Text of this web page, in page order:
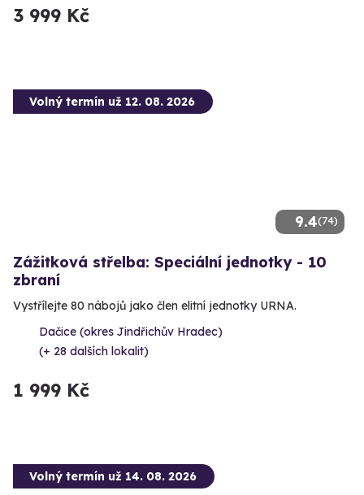
3 999 Kč
9.4(74)
Volný termín už 12. 08. 2026
Zážitková střelba: Speciální jednotky - 10
zbraní
Vystřílejte 80 nábojů jako člen elitní jednotky URNA.
Dačice (okres Jindřichův Hradec)
(+ 28 dalších lokalit)
1 999 Kč
Volný termín už 14. 08. 2026